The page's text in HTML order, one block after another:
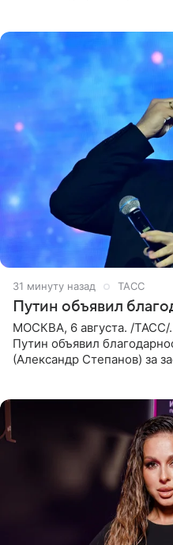
31 минуту назад ТАСС
Путин объявил
МОСКВА, 6 августа. /
Путин объявил
(Александр Степанов) за